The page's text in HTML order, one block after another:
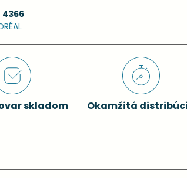
4366
skladom Okamžitá